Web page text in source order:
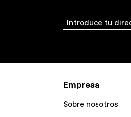
Email
Empresa
Sobre nosotros